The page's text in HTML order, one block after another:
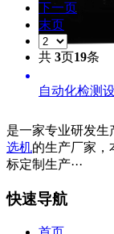
自动化检测
下一页
末页
共 3页19条
是一家专业研发生
选机的生产厂家，
标定制生产···
快速导航